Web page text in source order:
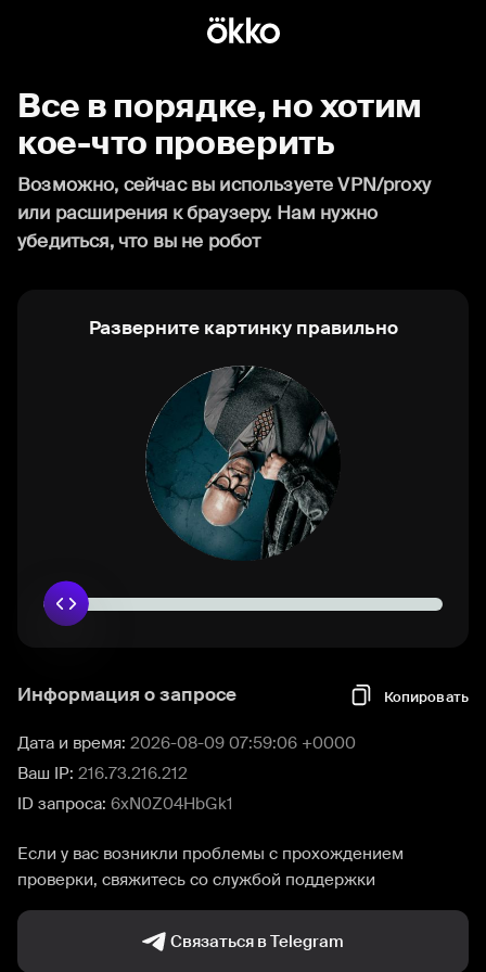
Все в порядке, но хотим
кое-что проверить
Возможно, сейчас вы используете VPN/proxy
или расширения к браузеру. Нам нужно
убедиться, что вы не робот
Разверните картинку правильно
Информация о запросе Копировать
Дата и время: 2026-08-09 07:59:06 +0000
Ваш IP: 216.73.216.212
ID запроса: 6xN0Z04HbGk1
Если у вас возникли проблемы с прохождением
проверки, свяжитесь со службой поддержки
Связаться в Telegram